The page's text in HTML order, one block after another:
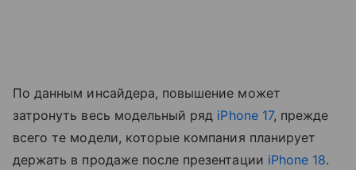
По данным инсайдера, повышение может
затронуть весь модельный ряд iPhone 17, прежде
всего те модели, которые компания планирует
держать в продаже после презентации iPhone 18.